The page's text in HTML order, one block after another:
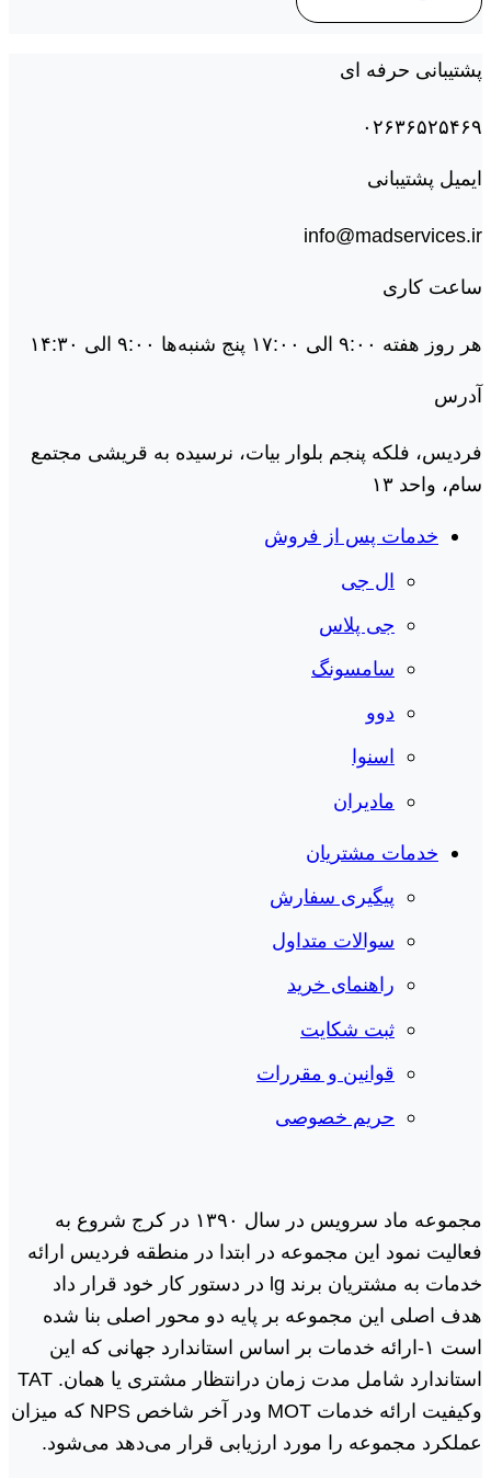
پشتیبانی حرفه ای
۰۲۶۳۶۵۲۵۴۶۹
ایمیل پشتیبانی
info@madservices.ir
ساعت کاری
هر روز هفته ۹:۰۰ الی ۱۷:۰۰ پنج شنبه‌ها ۹:۰۰ الی ۱۴:۳۰
آدرس
فردیس، فلکه پنجم بلوار بیات، نرسیده به قریشی مجتمع
سام، واحد ۱۳
خدمات پس از فروش
ال جی
جی پلاس
سامسونگ
دوو
اسنوا
مادیران
خدمات مشتریان
پیگیری سفارش
سوالات متداول
راهنمای خرید
ثبت شکایت
قوانین و مقررات
حریم خصوصی
مجموعه ماد سرویس در سال ١٣٩٠ در کرج شروع به
فعالیت نمود این مجموعه در ابتدا در منطقه فردیس ارائه
خدمات به مشتریان برند lg در دستور کار خود قرار داد
هدف اصلی این مجموعه بر پایه دو محور اصلی بنا شده
است ١-ارائه خدمات بر اساس استاندارد جهانی که این
استاندارد شامل مدت زمان درانتظار مشتری یا همان. TAT
وکیفیت ارائه خدمات MOT ودر آخر شاخص NPS که میزان
عملکرد مجموعه را مورد ارزیابی قرار می‌دهد می‌شود.